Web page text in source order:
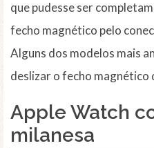
que pudesse ser
fecho magnético pelo
Alguns dos modelos mais
deslizar o fecho magnético
Apple Watch
milanesa